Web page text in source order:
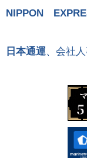
NIPPON
日本通運、会社